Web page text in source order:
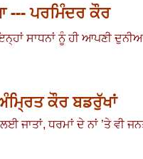
--- ਪਰਮਿੰਦਰ ਕੌਰ
ਸਾਧਨਾਂ ਨੂੰ ਹੀ ਆਪਣੀ
ਕੌਰ ਬਡਰੁੱਖਾਂ
ਜਾਤਾਂ, ਧਰਮਾਂ ਦੇ ਨਾਂ ’ਤੇ ਵੀ